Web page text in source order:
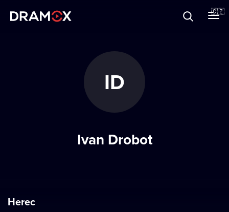
🇨🇿
ID
Ivan Drobot
Herec